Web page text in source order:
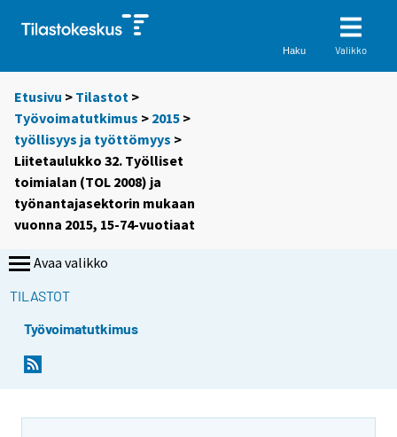
Haku Valikko
Etusivu > Tilastot >
Työvoimatutkimus > 2015 >
työllisyys ja työttömyys >
Liitetaulukko 32. Työlliset
toimialan (TOL 2008) ja
työnantajasektorin mukaan
vuonna 2015, 15-74-vuotiaat
Avaa valikko
TILASTOT
Työvoimatutkimus